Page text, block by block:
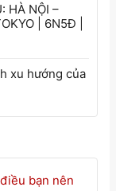
HÀ NỘI –
| 6N5Đ |
xu hướng của
bạn nên